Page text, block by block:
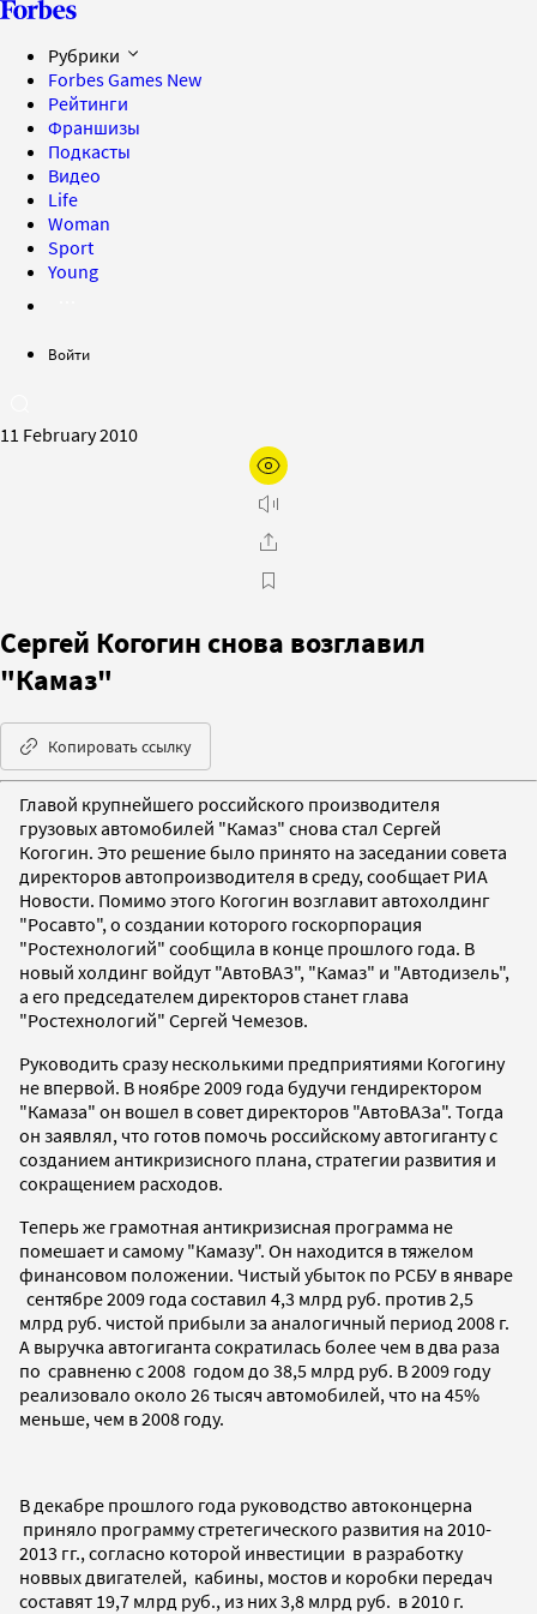
Рубрики
Forbes Games New
Рейтинги
Франшизы
Подкасты
Видео
Life
Woman
Sport
Young
Войти
11 February 2010
Сергей Когогин снова возглавил
"Камаз"
Копировать ссылку
Главой крупнейшего российского производителя
грузовых автомобилей "Камаз" снова стал Сергей
Когогин. Это решение было принято на заседании совета
директоров автопроизводителя в среду, сообщает РИА
Новости. Помимо этого Когогин возглавит автохолдинг
"Росавто", о создании которого госкорпорация
"Ростехнологий" сообщила в конце прошлого года. В
новый холдинг войдут "АвтоВАЗ", "Камаз" и "Автодизель",
а его председателем директоров станет глава
"Ростехнологий" Сергей Чемезов.
Руководить сразу несколькими предприятиями Когогину
не впервой. В ноябре 2009 года будучи гендиректором
"Камаза" он вошел в совет директоров "АвтоВАЗа". Тогда
он заявлял, что готов помочь российскому автогиганту с
созданием антикризисного плана, стратегии развития и
сокращением расходов.
Теперь же грамотная антикризисная программа не
помешает и самому "Камазу". Он находится в тяжелом
финансовом положении. Чистый убыток по РСБУ в январе
сентябре 2009 года составил 4,3 млрд руб. против 2,5
млрд руб. чистой прибыли за аналогичный период 2008 г.
А выручка автогиганта сократилась более чем в два раза
по сравненю с 2008 годом до 38,5 млрд руб. В 2009 году
реализовало около 26 тысяч автомобилей, что на 45%
меньше, чем в 2008 году.
В декабре прошлого года руководство автоконцерна
приняло программу стретегического развития на 2010-
2013 гг., согласно которой инвестиции в разработку
новвых двигателей, кабины, мостов и коробки передач
составят 19,7 млрд руб., из них 3,8 млрд руб. в 2010 г.